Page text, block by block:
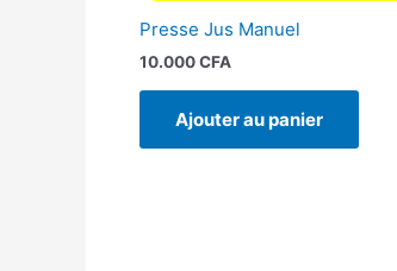
Presse Jus Manuel
10.000CFA
Ajouter au panier